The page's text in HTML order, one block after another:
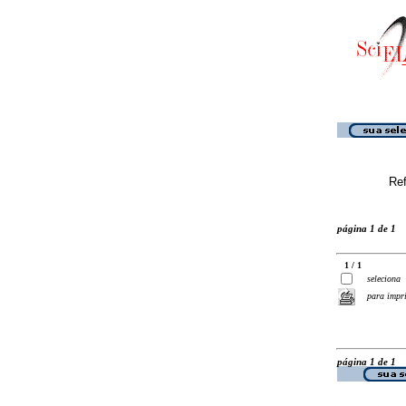
página 1 de 1
1 / 1
seleciona
para
página 1 de 1